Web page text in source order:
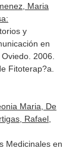
Maria
y
en
2006.
Fitoterap?a.
Maria, De
Rafael,
Medicinales en